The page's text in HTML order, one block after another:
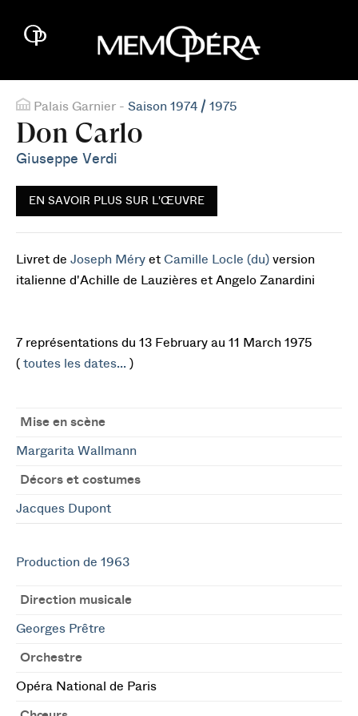
Palais Garnier - Saison 1974 / 1975
Don Carlo
Giuseppe Verdi
EN SAVOIR PLUS SUR L'ŒUVRE
Livret de Joseph Méry et Camille Locle (du) version
italienne d'Achille de Lauzières et Angelo Zanardini
7 représentations du 13 February au 11 March 1975
( toutes les dates... )
Mise en scène
Margarita Wallmann
Décors et costumes
Jacques Dupont
Production de 1963
Direction musicale
Georges Prêtre
Orchestre
Opéra National de Paris